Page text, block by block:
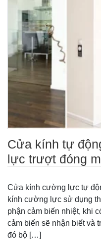
Cửa kính tự
lực trượt đóng
Cửa kính cường lực tự
kính cường lực sử dụng
phận cảm biến nhiệt, khi
cảm biến sẽ nhận biết và
đó bộ […]